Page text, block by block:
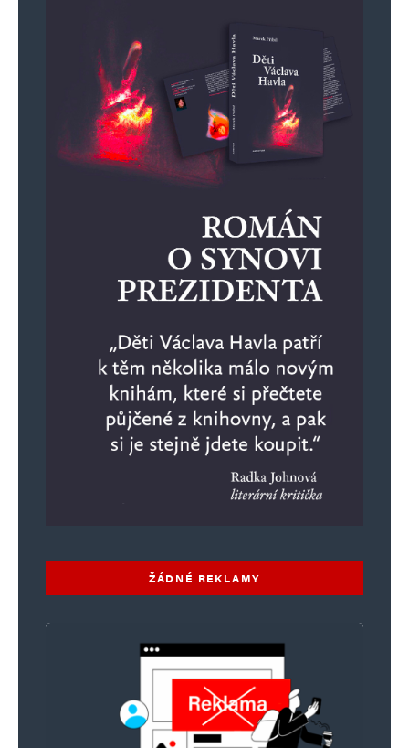
Webová stránka
Uložit do prohlížeče jméno, e-mail a webovou stránku pro budoucí
Informujte mě o nových komentářích e-mailem.
Informujte mě o nových příspěvcích e-mailem.
ŽÁDNÉ REKLAMY